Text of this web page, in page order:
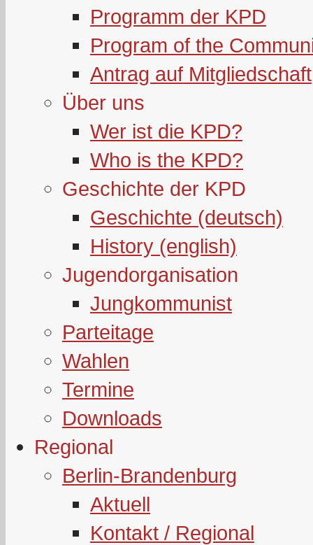
Programm der KPD
Program of the
Antrag auf Mitgliedschaft
Über uns
Wer ist die KPD?
Who is the KPD?
Geschichte der KPD
Geschichte (deutsch)
History (english)
Jugendorganisation
Jungkommunist
Parteitage
Wahlen
Termine
Downloads
Regional
Berlin-Brandenburg
Aktuell
Kontakt / Regional